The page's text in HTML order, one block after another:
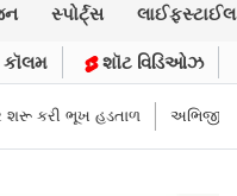
સ્પોર્ટ્સ લાઈફસ્ટાઈલ
કૉલમ શૉટ વિડિઓઝ
CJPની નવી નીતિ જાહેર કરી,